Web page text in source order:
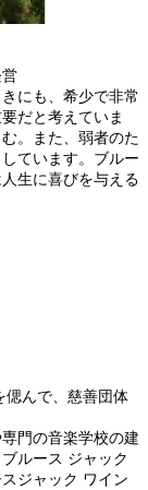
にも、希少で非常
だと考えていま
。また、弱者のた
ています。ブルー
生に喜びを与える
偲んで、慈善団体
門の音楽学校の建
ルース ジャック
ジャック ワイン